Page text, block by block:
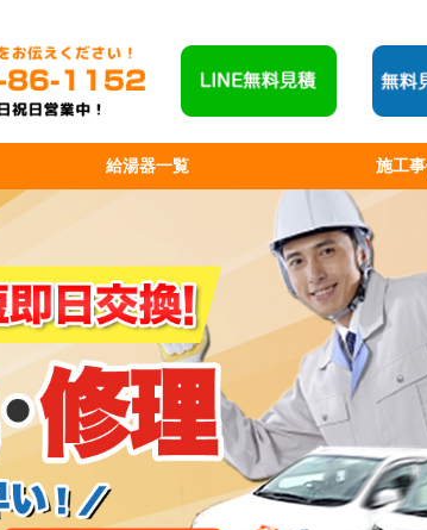
給湯器一覧 施工